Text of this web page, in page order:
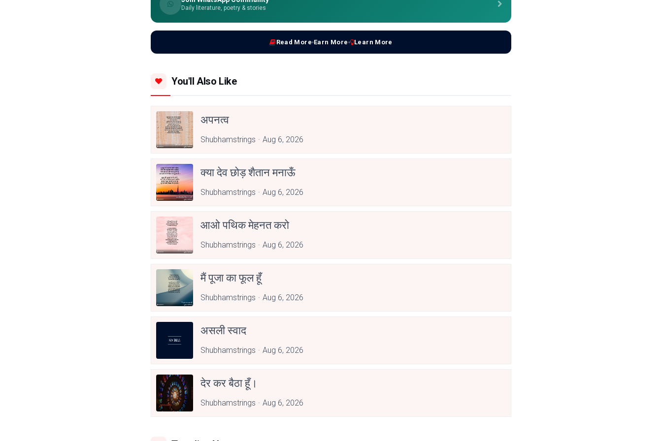
Daily literature, poetry & stories
Read More Earn More Learn More
You'll Also Like
अपनत्व
Shubhamstrings Aug 6, 2026
क्या देव छोड़ शैतान मनाऊँ
Shubhamstrings Aug 6, 2026
आओ पथिक मेहनत करो
Shubhamstrings Aug 6, 2026
मैं पूजा का फूल हूँ
Shubhamstrings Aug 6, 2026
असली स्वाद
Shubhamstrings Aug 6, 2026
देर कर बैठा हूँ।
Shubhamstrings Aug 6, 2026